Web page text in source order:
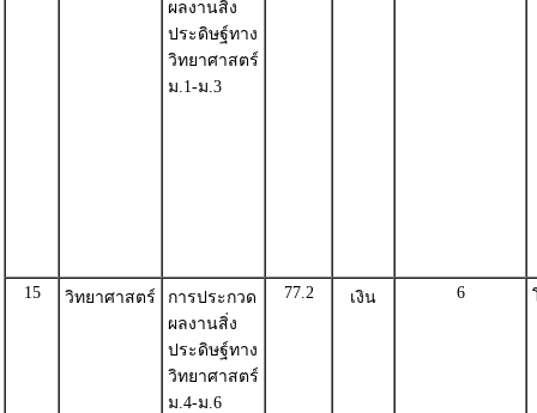
ผลงานสิ่ง
ประดิษฐ์ทาง
วิทยาศาสตร์
ม.1-ม.3
15 วิทยาศาสตร์
การประกวด
ผลงานสิ่ง
ประดิษฐ์ทาง
วิทยาศาสตร์
ม.4-ม.6
77.2 เงิน 6